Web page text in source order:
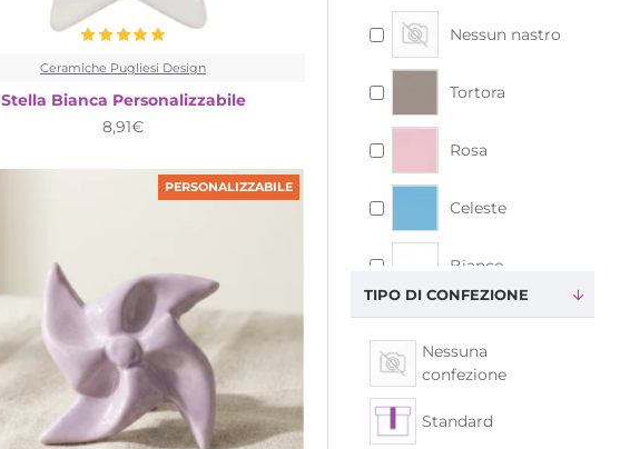
Ceramiche Pugliesi Design
Stella Bianca Personalizzabile
8,91€
PERSONALIZZABILE
Pois rosa
Rosa
Rosa antico
Rosso
Tiffany
Tortora
Verde
Verde acido
Nessun nastro
Tortora
Rosa
Celeste
Bianco
Glicine
TIPO DI CONFEZIONE
Nessuna
confezione
Standard